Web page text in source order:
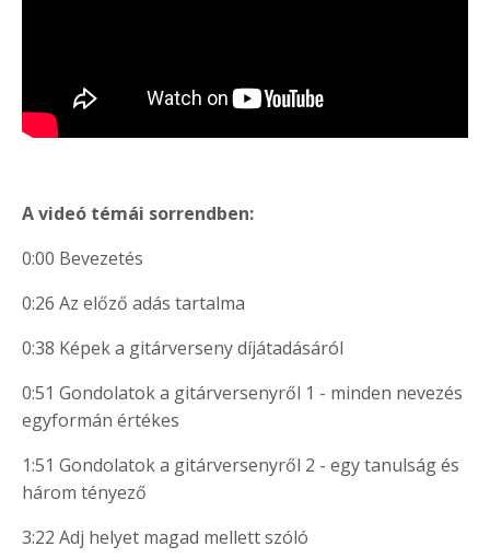
A videó témái sorrendben:
0:00 Bevezetés
0:26 Az előző adás tartalma
0:38 Képek a gitárverseny díjátadásáról
0:51 Gondolatok a gitárversenyről 1 - minden nevezés
egyformán értékes
1:51 Gondolatok a gitárversenyről 2 - egy tanulság és
három tényező
3:22 Adj helyet magad mellett szóló